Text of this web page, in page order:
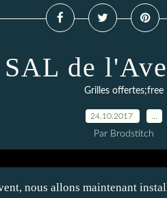
SAL de
Grilles offertes;free
24.10.2017
Par Brodstitch
nous allons maintenant